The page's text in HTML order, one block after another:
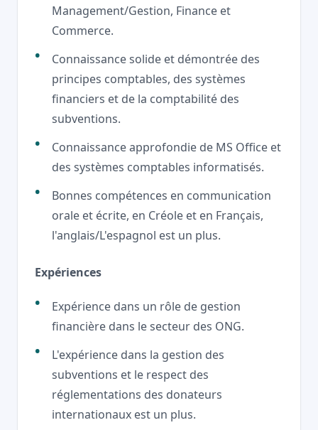
Management/Gestion, Finance et
Commerce.
Connaissance solide et démontrée des
principes comptables, des systèmes
financiers et de la comptabilité des
subventions.
Connaissance approfondie de MS Office et
des systèmes comptables informatisés.
Bonnes compétences en communication
orale et écrite, en Créole et en Français,
l'anglais/L'espagnol est un plus.
Expériences
Expérience dans un rôle de gestion
financière dans le secteur des ONG.
L'expérience dans la gestion des
subventions et le respect des
réglementations des donateurs
internationaux est un plus.